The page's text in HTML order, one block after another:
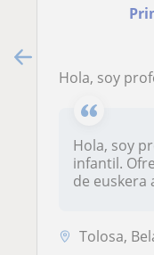
Hola, soy profesor de
Hola, soy
infantil.
de euskera
Tolosa,